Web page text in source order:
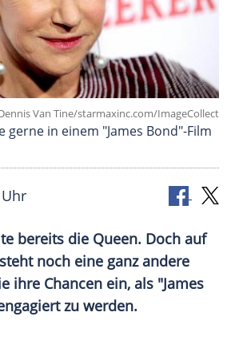
Van Tine/starmaxinc.com/ImageCollect
in einem "James Bond"-Film
bereits die Queen. Doch auf
noch eine ganz andere
ihre Chancen ein, als "James
zu werden.